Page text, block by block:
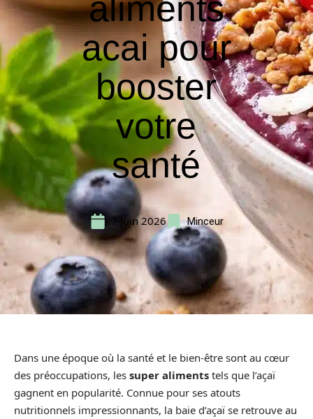
aliments
acai pour
booster
votre
santé
7 juin 2026 Minceur
Dans une époque où la santé et le bien-être sont au cœur
des préoccupations, les super aliments tels que l’açaï
gagnent en popularité. Connue pour ses atouts
nutritionnels impressionnants, la baie d’açaï se retrouve au